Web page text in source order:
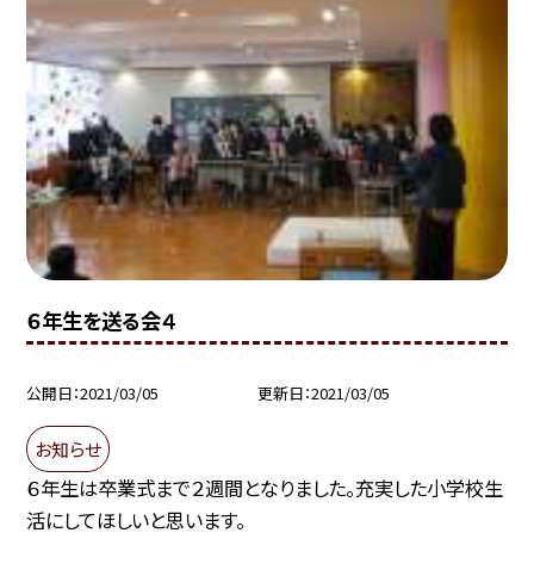
６年生を送る会４
公開日 2021/03/05 更新日 2021/03/05
お知らせ
６年生は卒業式まで２週間となりました。充実した小学校生
活にしてほしいと思います。